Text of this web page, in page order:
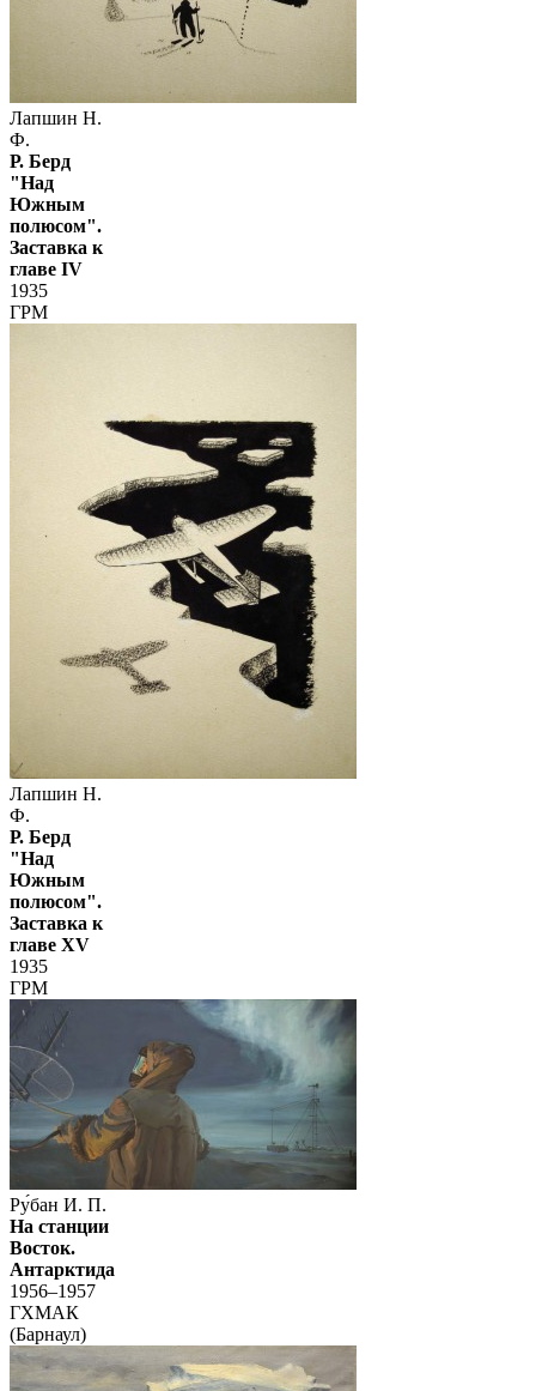
Лапшин Н.
Ф.
Р. Берд
"Над
Южным
полюсом".
Заставка к
главе IV
1935
ГРМ
Лапшин Н.
Ф.
Р. Берд
"Над
Южным
полюсом".
Заставка к
главе XV
1935
ГРМ
Ру́бан И. П.
На станции
Восток.
Антарктида
1956–1957
ГХМАК
(Барнаул)